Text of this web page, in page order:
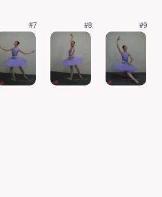
#7 #8 #9